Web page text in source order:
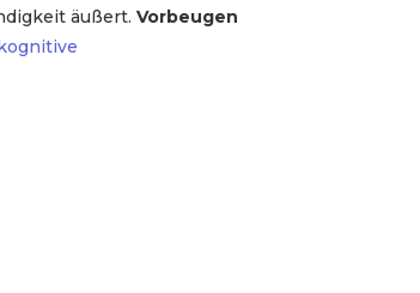
äußert.Vorbeugen
kognitive